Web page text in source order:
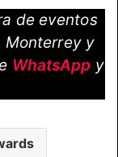
de eventos
Monterrey y
WhatsApp y